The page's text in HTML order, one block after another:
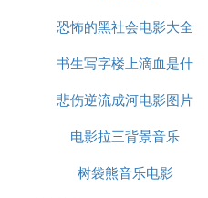
亚：M 挪威：11 瑞典：
英国：12 瑞士：14
2剧情梗概
故事发生在美国的一个偏
争，过着平静的生活，但
恐怖的黑社会电影大全
图片大全
书生写字楼上滴血是什
么电影
悲伤逆流成河电影图片
经典
电影拉三背景音乐
树袋熊音乐电影